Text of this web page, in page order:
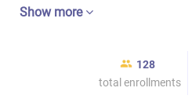
Show more
128
total enrollments